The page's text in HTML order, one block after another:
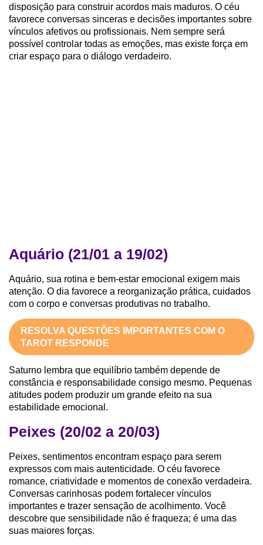
disposição para construir acordos mais maduros. O céu
favorece conversas sinceras e decisões importantes sobre
vínculos afetivos ou profissionais. Nem sempre será
possível controlar todas as emoções, mas existe força em
criar espaço para o diálogo verdadeiro.
Aquário (21/01 a 19/02)
Aquário, sua rotina e bem-estar emocional exigem mais
atenção. O dia favorece a reorganização prática, cuidados
com o corpo e conversas produtivas no trabalho.
RESOLVA QUESTÕES IMPORTANTES COM O
TAROT RESPONDE
Saturno lembra que equilíbrio também depende de
constância e responsabilidade consigo mesmo. Pequenas
atitudes podem produzir um grande efeito na sua
estabilidade emocional.
Peixes (20/02 a 20/03)
Peixes, sentimentos encontram espaço para serem
expressos com mais autenticidade. O céu favorece
romance, criatividade e momentos de conexão verdadeira.
Conversas carinhosas podem fortalecer vínculos
importantes e trazer sensação de acolhimento. Você
descobre que sensibilidade não é fraqueza; é uma das
suas maiores forças.